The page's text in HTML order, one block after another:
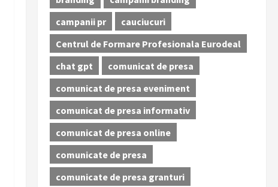
campanii pr
cauciucuri
Centrul de Formare Profesionala Eurodeal
chat gpt
comunicat de presa
comunicat de presa eveniment
comunicat de presa informativ
comunicat de presa online
comunicate de presa
comunicate de presa granturi